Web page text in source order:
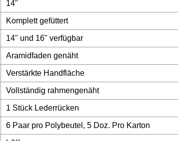
14''
Komplett gefüttert
14" und 16" verfügbar
Aramidfaden genäht
Verstärkte Handfläche
Vollständig rahmengenäht
1 Stück Lederrücken
6 Paar pro Polybeutel, 5 Doz. Pro Karton